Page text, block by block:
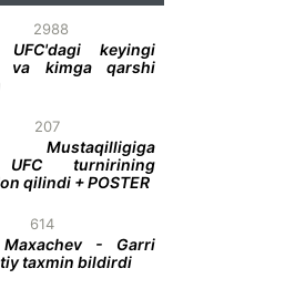
2988
keyingi
va kimga qarshi
207
UFC turnirining
qilindi + POSTER
614
- Garri
taxmin bildirdi